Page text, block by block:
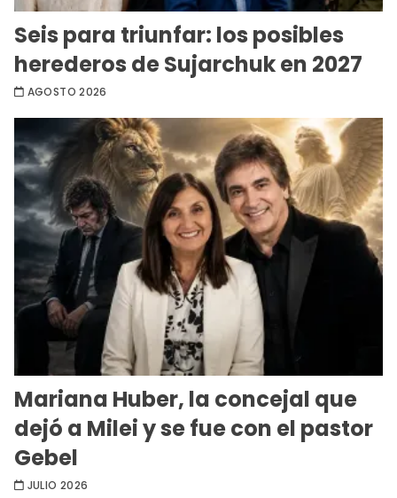
Seis para triunfar: los posibles
herederos de Sujarchuk en 2027
AGOSTO 2026
Mariana Huber, la concejal que
dejó a Milei y se fue con el pastor
Gebel
JULIO 2026